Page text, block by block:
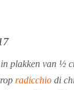
Bladgroenten
plakken van ½
radicchio di